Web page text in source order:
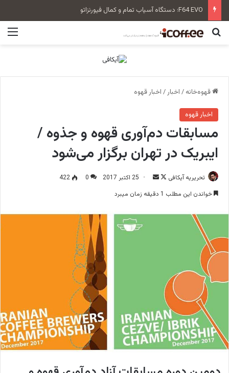
F64 EVO؛ دستگاه آسیاب تمام و کمال فیورنزاتو
جستجو برای
قهوه‌خانه / اخبار / اخبار قهوه
اخبار قهوه
مسابقات دم‌آوری قهوه و جذوه /
ایبریک در تهران برگزار می‌شود
تحریریه آیکافی
F
l ا
25 اکتبر 2017 0
422
خواندن این مطلب 1 دقیقه زمان میبرد